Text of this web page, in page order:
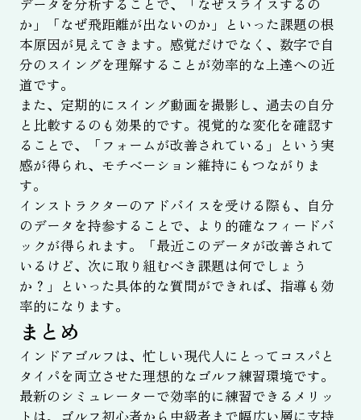
データを分析することで、「なぜスライスするの
か」「なぜ飛距離が出ないのか」といった課題の根
本原因が見えてきます。感覚だけでなく、数字で自
分のスイングを理解することが効率的な上達への近
道です。
また、定期的にスイング動画を撮影し、過去の自分
と比較するのも効果的です。視覚的な変化を確認す
ることで、「フォームが改善されている」という実
感が得られ、モチベーション維持にもつながりま
す。
インストラクターのアドバイスを受ける際も、自分
のデータを持参することで、より的確なフィードバ
ックが得られます。「最近このデータが改善されて
いるけど、次に取り組むべき課題は何でしょう
か？」といった具体的な質問ができれば、指導も効
率的になります。
まとめ
インドアゴルフは、忙しい現代人にとってコスパと
タイパを両立させた理想的なゴルフ練習環境です。
最新のシミュレーターで効率的に練習できるメリッ
トは、ゴルフ初心者から中級者まで幅広い層に支持